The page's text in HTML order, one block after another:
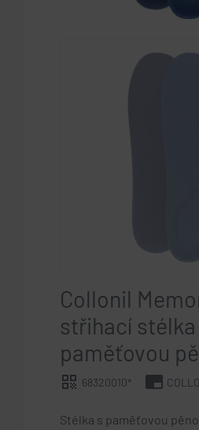
Collonil
střihací stélka
paměťovou
qr_code 68320010* branding_watermark
Stélka s paměťovou